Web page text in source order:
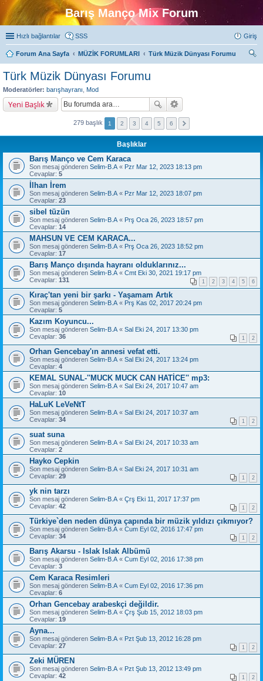
Barış Manço Mix Forum
Hızlı bağlantılar SSS Giriş
Forum Ana Sayfa MÜZİK FORUMLARI
Türk Müzik Dünyası Forumu
Türk Müzik Dünyası Forumu
Moderatörler: barışhayranı Mod
Yeni Başlık
279 başlık 1 2 3 4 5 6
Başlıklar
Barış Manço ve Cem Karaca
Son mesaj gönderen Selim-B.A « Pzr Mar 12, 2023 18:13 pm
Cevaplar: 5
İlhan İrem
Son mesaj gönderen Selim-B.A « Pzr Mar 12, 2023 18:07 pm
Cevaplar: 23
sibel tüzün
Son mesaj gönderen Selim-B.A « Prş Oca 26, 2023 18:57 pm
Cevaplar: 14
MAHSUN VE CEM KARACA...
Son mesaj gönderen Selim-B.A « Prş Oca 26, 2023 18:52 pm
Cevaplar: 17
Barış Manço dışında hayranı olduklarınız...
Son mesaj gönderen Selim-B.A « Cmt Eki 30, 2021 19:17 pm
Cevaplar: 131 1 2 3 4 5 6
Kıraç'tan yeni bir şarkı - Yaşamam Artık
Son mesaj gönderen Selim-B.A « Prş Kas 02, 2017 20:24 pm
Cevaplar: 5
Kazım Koyuncu...
Son mesaj gönderen Selim-B.A « Sal Eki 24, 2017 13:30 pm
Cevaplar: 36 1 2
Orhan Gencebay'ın annesi vefat etti.
Son mesaj gönderen Selim-B.A « Sal Eki 24, 2017 13:24 pm
Cevaplar: 4
KEMAL SUNAL-''MUCK MUCK CAN HATİCE'' mp3:
Son mesaj gönderen Selim-B.A « Sal Eki 24, 2017 10:47 am
Cevaplar: 10
HaLuK LeVeNtT
Son mesaj gönderen Selim-B.A « Sal Eki 24, 2017 10:37 am
Cevaplar: 34 1 2
suat suna
Son mesaj gönderen Selim-B.A « Sal Eki 24, 2017 10:33 am
Cevaplar: 2
Hayko Cepkin
Son mesaj gönderen Selim-B.A « Sal Eki 24, 2017 10:31 am
Cevaplar: 29 1 2
yk nin tarzı
Son mesaj gönderen Selim-B.A « Çrş Eki 11, 2017 17:37 pm
Cevaplar: 42 1 2
Türkiye`den neden dünya çapında bir müzik yıldızı çıkmıyor?
Son mesaj gönderen Selim-B.A « Cum Eyl 02, 2016 17:47 pm
Cevaplar: 34 1 2
Barış Akarsu - Islak Islak Albümü
Son mesaj gönderen Selim-B.A « Cum Eyl 02, 2016 17:38 pm
Cevaplar: 3
Cem Karaca Resimleri
Son mesaj gönderen Selim-B.A « Cum Eyl 02, 2016 17:36 pm
Cevaplar: 6
Orhan Gencebay arabeskçi değildir.
Son mesaj gönderen Selim-B.A « Çrş Şub 15, 2012 18:03 pm
Cevaplar: 19
Ayna...
Son mesaj gönderen Selim-B.A « Pzt Şub 13, 2012 16:28 pm
Cevaplar: 27 1 2
Zeki MÜREN
Son mesaj gönderen Selim-B.A « Pzt Şub 13, 2012 13:49 pm
Cevaplar: 42 1 2